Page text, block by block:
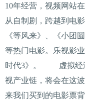
10年经营，视频网站
从自制剧，跨越到电
《等风来》、《小团
等热门电影。乐视影
时代3》。 虚拟经
视产业链，将会在这
来我们买到的电影票